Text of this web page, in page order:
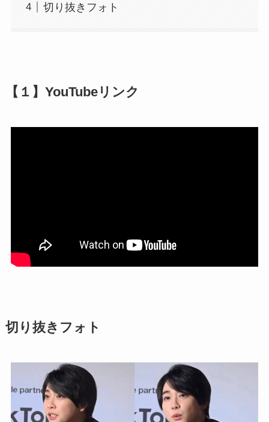
切り抜きフォト
【１】YouTubeリンク
切り抜きフォト